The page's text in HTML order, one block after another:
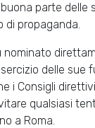
parte delle
di propaganda.
delle sue
i Consigli
qualsiasi
a Roma.